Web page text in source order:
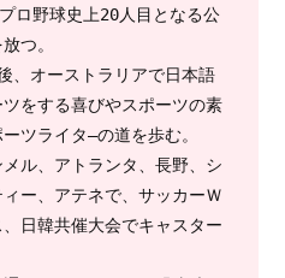
ロ野球史上20人目となる公
つ。
、オーストラリアで日本語
をする喜びやスポーツの素
ツライタ―の道を歩む。
ル、アトランタ、長野、シ
ー、アテネで、サッカーＷ
日韓共催大会でキャスター